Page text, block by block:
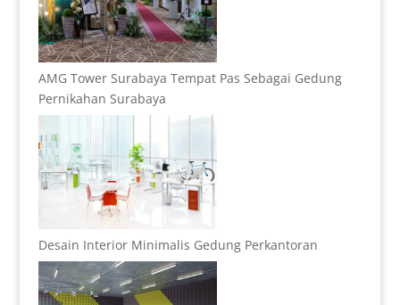
AMG Tower Surabaya Tempat Pas Sebagai Gedung
Pernikahan Surabaya
Desain Interior Minimalis Gedung Perkantoran